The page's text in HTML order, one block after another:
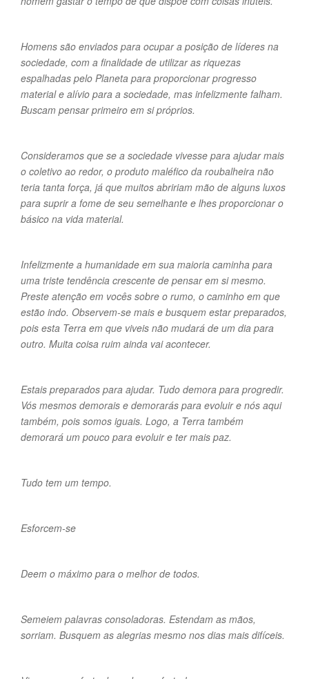
Homens são enviados para ocupar a posição de líderes na
sociedade, com a finalidade de utilizar as riquezas
espalhadas pelo Planeta para proporcionar progresso
material e alívio para a sociedade, mas infelizmente falham.
Buscam pensar primeiro em si próprios.
Consideramos que se a sociedade vivesse para ajudar mais
o coletivo ao redor, o produto maléfico da roubalheira não
teria tanta força, já que muitos abririam mão de alguns luxos
para suprir a fome de seu semelhante e lhes proporcionar o
básico na vida material.
Infelizmente a humanidade em sua maioria caminha para
uma triste tendência crescente de pensar em si mesmo.
Preste atenção em vocês sobre o rumo, o caminho em que
estão indo. Observem-se mais e busquem estar preparados,
pois esta Terra em que viveis não mudará de um dia para
outro. Muita coisa ruim ainda vai acontecer.
Estais preparados para ajudar. Tudo demora para progredir.
Vós mesmos demorais e demorarás para evoluir e nós aqui
também, pois somos iguais. Logo, a Terra também
demorará um pouco para evoluir e ter mais paz.
Tudo tem um tempo.
Esforcem-se
Deem o máximo para o melhor de todos.
Semeiem palavras consoladoras. Estendam as mãos,
sorriam. Busquem as alegrias mesmo nos dias mais difíceis.